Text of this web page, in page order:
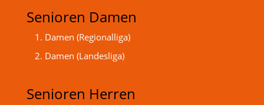
Senioren Damen
1. Damen (Regionalliga)
2. Damen (Landesliga)
Senioren Herren